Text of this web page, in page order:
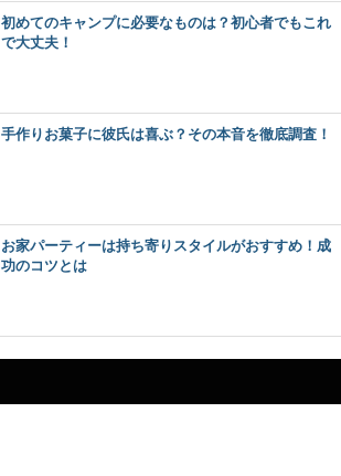
初めてのキャンプに必要なものは？初心者でもこれ
で大丈夫！
手作りお菓子に彼氏は喜ぶ？その本音を徹底調査！
お家パーティーは持ち寄りスタイルがおすすめ！成
功のコツとは